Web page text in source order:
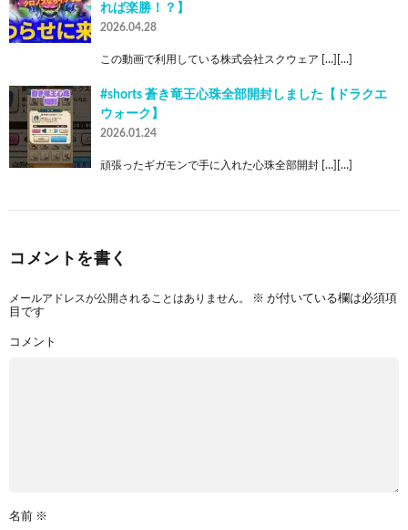
れば楽勝！？】
2026.04.28
この動画で利用している株式会社スクウェア […][…]
#shorts 蒼き竜王心珠全部開封しました【ドラクエ
ウォーク】
2026.01.24
頑張ったギガモンで手に入れた心珠全部開封 […][…]
コメントを書く
メールアドレスが公開されることはありません。 ※ が付いている欄は必須項
目です
コメント
名前 ※